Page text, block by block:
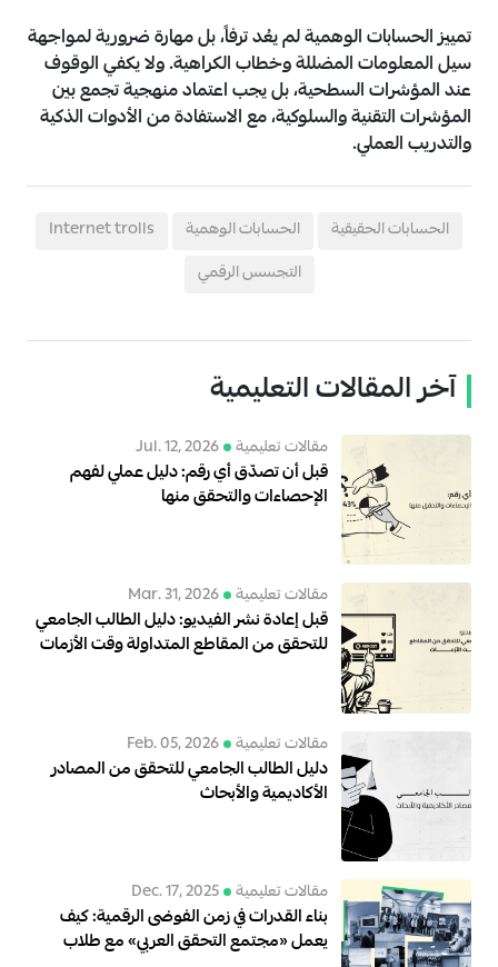
تمييز الحسابات الوهمية لم يعُد ترفاً، بل مهارة ضرورية لمواجهة
سيل المعلومات المضللة وخطاب الكراهية. ولا يكفي الوقوف
عند المؤشرات السطحية، بل يجب اعتماد منهجية تجمع بين
المؤشرات التقنية والسلوكية، مع الاستفادة من الأدوات الذكية
والتدريب العملي.
الحسابات الحقيقية الحسابات الوهمية
Internet trolls
التجسس الرقمي
آخر المقالات التعليمية
مقالات تعليمية Jul. 12, 2026
قبل أن تصدّق أي رقم: دليل عملي لفهم
الإحصاءات والتحقق منها
مقالات تعليمية Mar. 31, 2026
قبل إعادة نشر الفيديو: دليل الطالب الجامعي
للتحقق من المقاطع المتداولة وقت الأزمات
مقالات تعليمية Feb. 05, 2026
دليل الطالب الجامعي للتحقق من المصادر
الأكاديمية والأبحاث
مقالات تعليمية Dec. 17, 2025
بناء القدرات في زمن الفوضى الرقمية: كيف
يعمل «مجتمع التحقق العربي» مع طلاب